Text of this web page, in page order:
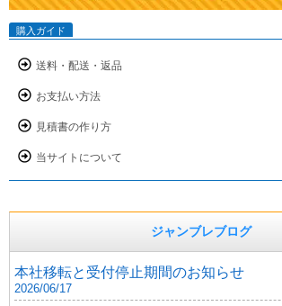
購入ガイド
送料・配送・返品
お支払い方法
見積書の作り方
当サイトについて
ジャンブレブログ
本社移転と受付停止期間のお知らせ
2026/06/17